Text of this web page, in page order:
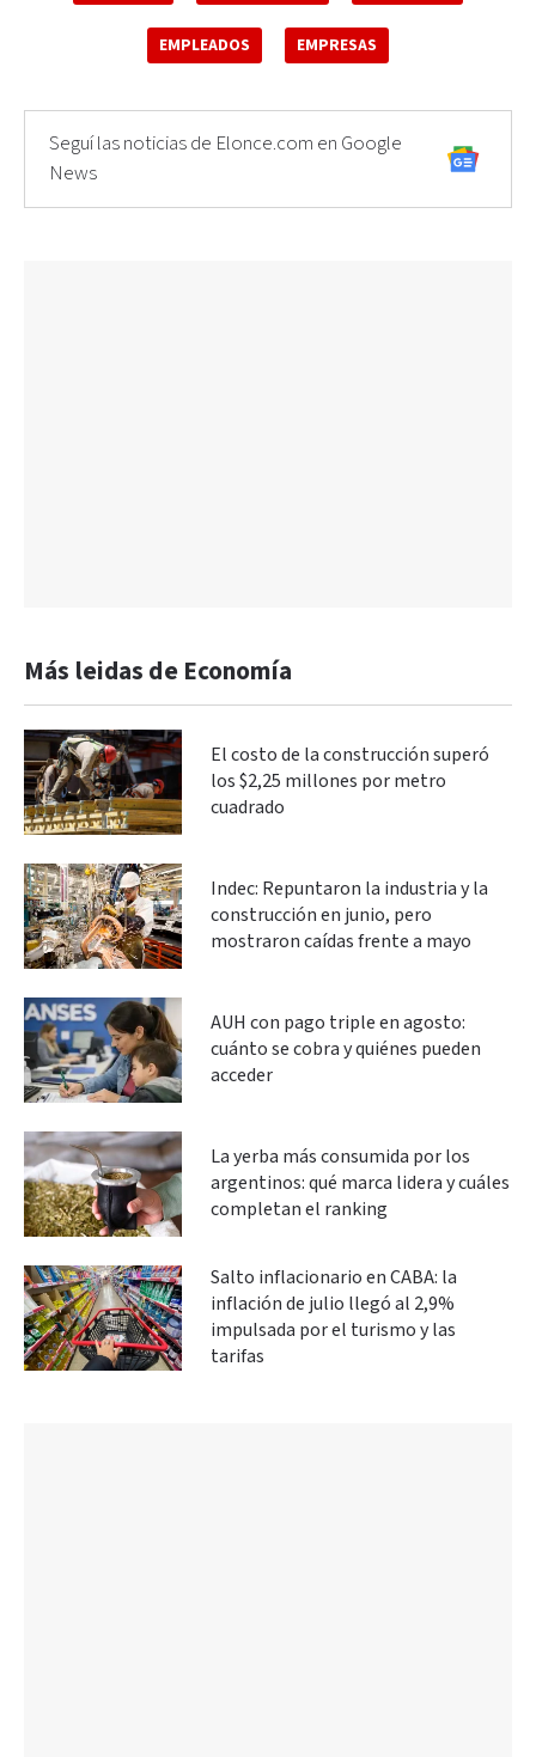
EMPLEADOS EMPRESAS
Seguí las noticias de Elonce.com en Google
News
Más leidas de Economía
El costo de la construcción superó
los $2,25 millones por metro
cuadrado
Indec: Repuntaron la industria y la
construcción en junio, pero
mostraron caídas frente a mayo
AUH con pago triple en agosto:
cuánto se cobra y quiénes pueden
acceder
La yerba más consumida por los
argentinos: qué marca lidera y cuáles
completan el ranking
Salto inflacionario en CABA: la
inflación de julio llegó al 2,9%
impulsada por el turismo y las
tarifas